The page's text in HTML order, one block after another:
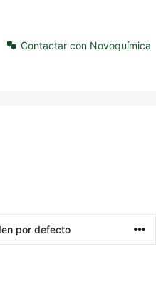
Contactar con Novoquímica